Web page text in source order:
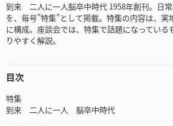
到来 二人に一人脳卒中時代 1958年創刊。日
を、毎号"特集"として掲載。特集の内容は、実
に構成。座談会では、特集で話題になっている
りやすく解説。
目次
特集
到来 二人に一人 脳卒中時代